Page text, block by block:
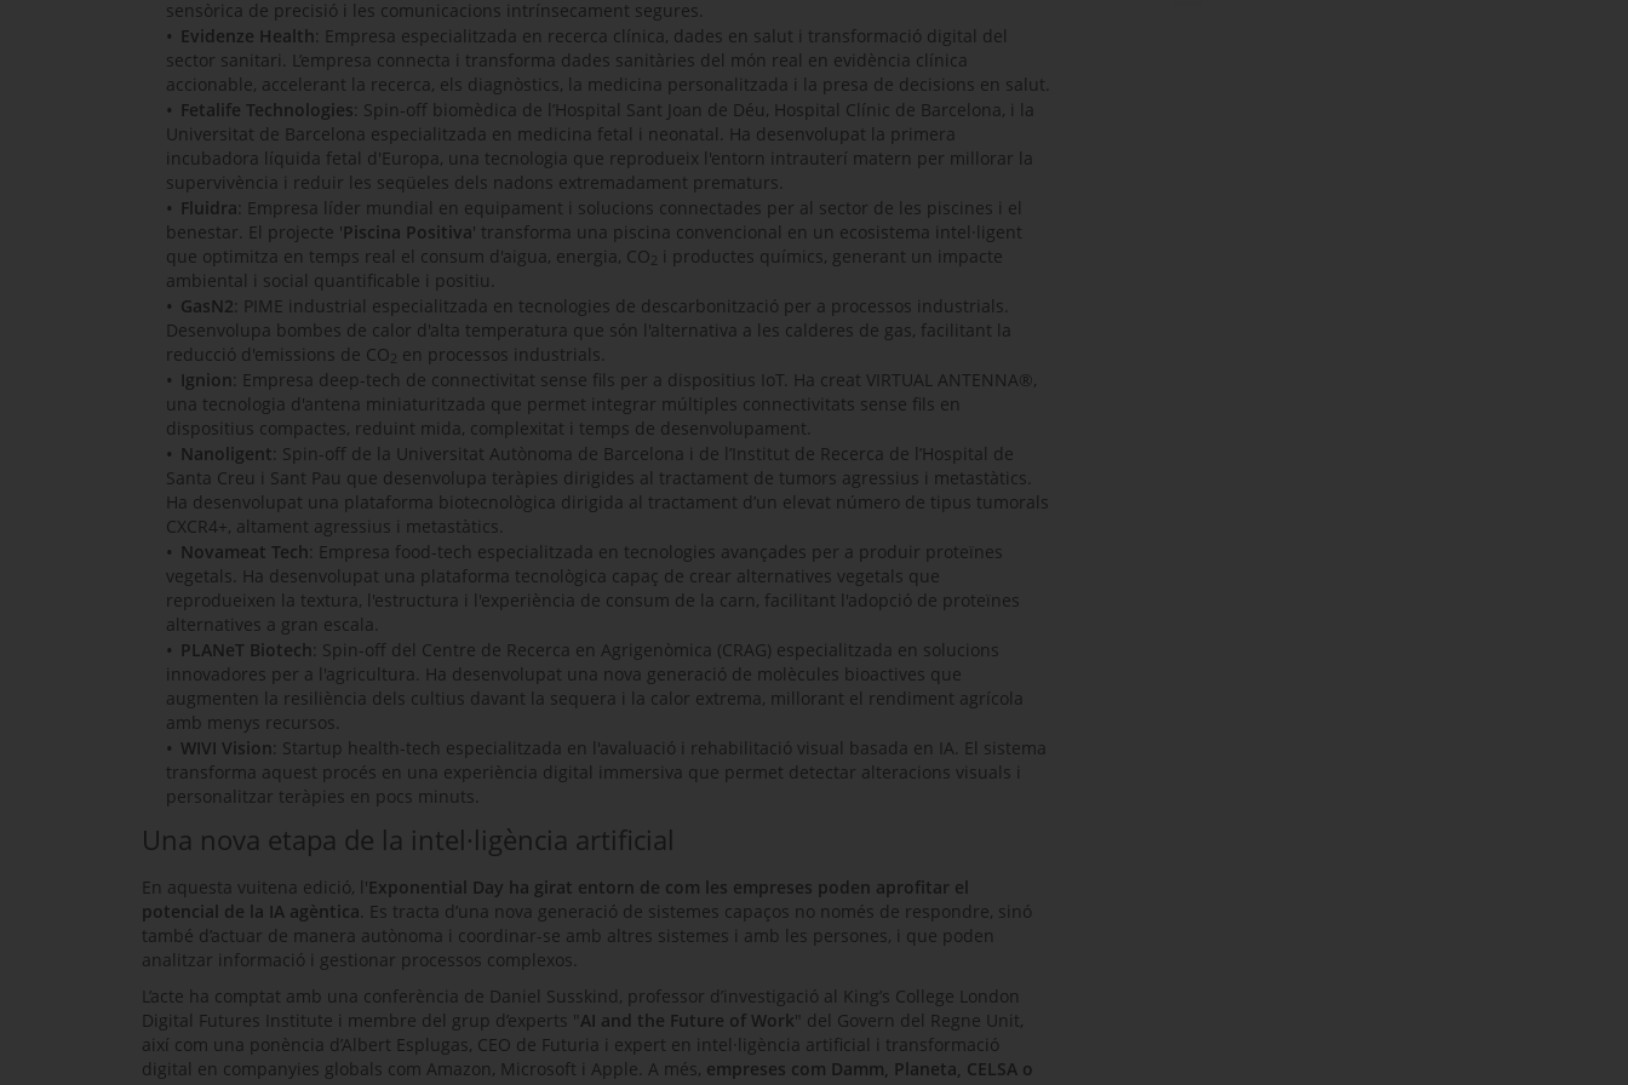
sensòrica de precisió i les comunicacions intrínsecament segures.
Evidenze Health: Empresa especialitzada en recerca clínica, dades en salut i transformació digital del
sector sanitari. L’empresa connecta i transforma dades sanitàries del món real en evidència clínica
accionable, accelerant la recerca, els diagnòstics, la medicina personalitzada i la presa de decisions en salut.
Fetalife Technologies: Spin-off biomèdica de l’Hospital Sant Joan de Déu, Hospital Clínic de Barcelona, i la
Universitat de Barcelona especialitzada en medicina fetal i neonatal. Ha desenvolupat la primera
incubadora líquida fetal d'Europa, una tecnologia que reprodueix l'entorn intrauterí matern per millorar la
supervivència i reduir les seqüeles dels nadons extremadament prematurs.
Fluidra: Empresa líder mundial en equipament i solucions connectades per al sector de les piscines i el
benestar. El projecte 'Piscina Positiva' transforma una piscina convencional en un ecosistema intel·ligent
que optimitza en temps real el consum d'aigua, energia, CO2 i productes químics, generant un impacte
ambiental i social quantificable i positiu.
GasN2: PIME industrial especialitzada en tecnologies de descarbonització per a processos industrials.
Desenvolupa bombes de calor d'alta temperatura que són l'alternativa a les calderes de gas, facilitant la
reducció d'emissions de CO2 en processos industrials.
Ignion: Empresa deep-tech de connectivitat sense fils per a dispositius IoT. Ha creat VIRTUAL ANTENNA® ,
una tecnologia d'antena miniaturitzada que permet integrar múltiples connectivitats sense fils en
dispositius compactes, reduint mida, complexitat i temps de desenvolupament.
Nanoligent: Spin-off de la Universitat Autònoma de Barcelona i de l’Institut de Recerca de l’Hospital de
Santa Creu i Sant Pau que desenvolupa teràpies dirigides al tractament de tumors agressius i metastàtics.
Ha desenvolupat una plataforma biotecnològica dirigida al tractament d’un elevat número de tipus tumorals
CXCR4+, altament agressius i metastàtics.
Novameat Tech: Empresa food-tech especialitzada en tecnologies avançades per a produir proteïnes
vegetals. Ha desenvolupat una plataforma tecnològica capaç de crear alternatives vegetals que
reprodueixen la textura, l'estructura i l'experiència de consum de la carn, facilitant l'adopció de proteïnes
alternatives a gran escala.
PLANeT Biotech: Spin-off del Centre de Recerca en Agrigenòmica (CRAG) especialitzada en solucions
innovadores per a l'agricultura. Ha desenvolupat una nova generació de molècules bioactives que
augmenten la resiliència dels cultius davant la sequera i la calor extrema, millorant el rendiment agrícola
amb menys recursos.
WIVI Vision: Startup health-tech especialitzada en l'avaluació i rehabilitació visual basada en IA. El sistema
transforma aquest procés en una experiència digital immersiva que permet detectar alteracions visuals i
personalitzar teràpies en pocs minuts.
Una nova etapa de la intel·ligència artificial
En aquesta vuitena edició, l'Exponential Day ha girat entorn de com les empreses poden aprofitar el
potencial de la IA agèntica . Es tracta d’una nova generació de sistemes capaços no només de respondre, sinó
també d’actuar de manera autònoma i coordinar-se amb altres sistemes i amb les persones, i que poden
analitzar informació i gestionar processos complexos.
L’acte ha comptat amb una conferència de Daniel Susskind, professor d’investigació al King’s College London
Digital Futures Institute i membre del grup d’experts " AI and the Future of Work" del Govern del Regne Unit,
així com una ponència d’Albert Esplugas, CEO de Futuria i expert en intel·ligència artificial i transformació
digital en companyies globals com Amazon, Microsoft i Apple . A més, empreses com Damm, Planeta, CELSA o